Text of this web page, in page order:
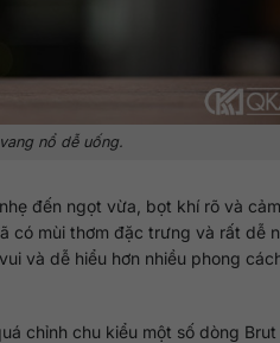
nổ dễ uống.
đến ngọt vừa, bọt khí rõ và
có mùi thơm đặc trưng và rất dễ
và dễ hiểu hơn nhiều phong
chỉnh chu kiểu một số dòng Brut